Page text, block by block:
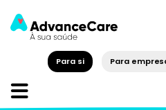
Para si Para